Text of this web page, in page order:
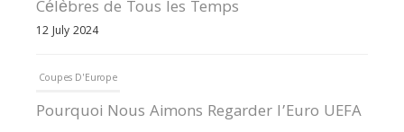
Célèbres de Tous les Temps
12 July 2024
Coupes D'Europe
Pourquoi Nous Aimons Regarder l’Euro UEFA